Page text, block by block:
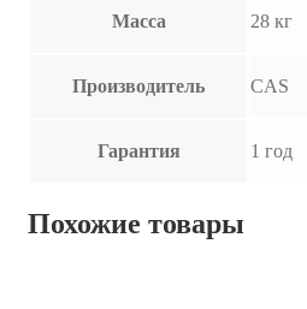
Масса 28 кг
Производитель CAS
Гарантия 1 год
Похожие товары